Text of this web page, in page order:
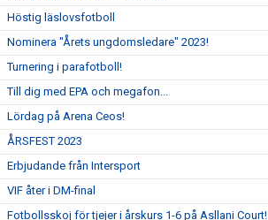
Höstig läslovsfotboll
Nominera "Årets ungdomsledare" 2023!
Turnering i parafotboll!
Till dig med EPA och megafon...
Lördag på Arena Ceos!
ÅRSFEST 2023
Erbjudande från Intersport
VIF åter i DM-final
Fotbollsskoj för tjejer i årskurs 1-6 på Asllani Court!